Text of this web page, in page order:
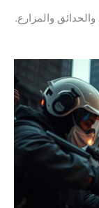
والمزارع.